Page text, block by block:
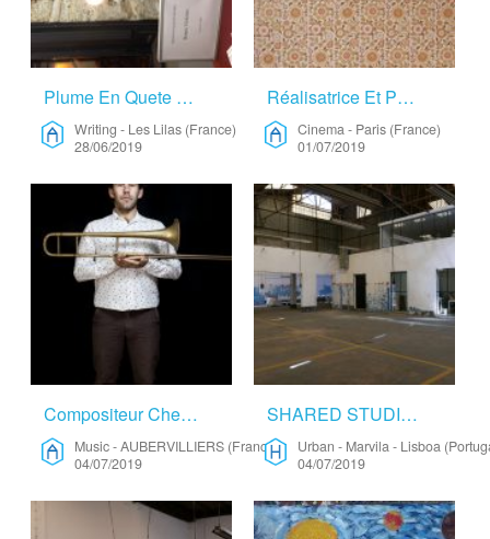
Plume En Quete De Nid… – Writing
Writing - Les Lilas (France)
28/06/2019
Réalisatrice Et Photographe – Cinema
Cinema- Paris (France)
01/07/2019
Compositeur Cherche Lieu D’accueil Calme Et Simple – Music
Music-AUBERVILLIERS (France)
04/07/2019
SHARED STUDIO | LISBON – Urban
Urban - Marvila - Lisboa
04/07/2019